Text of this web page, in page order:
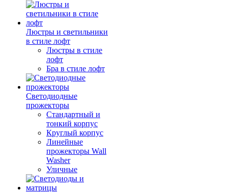
Люстры и светильники
в стиле лофт
Люстры в стиле
лофт
Бра в стиле лофт
Светодиодные
прожекторы
Стандартный и
тонкий корпус
Круглый корпус
Линейные
прожекторы Wall
Washer
Уличные